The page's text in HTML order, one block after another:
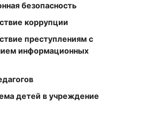
безопасность
коррупции
преступлениям с
информационных
детей в учреждение